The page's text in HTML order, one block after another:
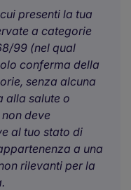
presenti la tua
a categorie
99 (nel qual
conferma della
senza alcuna
alla salute o
deve
al tuo stato di
a una
rilevanti per la